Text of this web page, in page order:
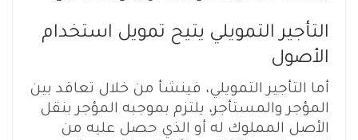
التأجير التمويلي يتيح تمويل استخدام
الأصول
أما التأجير التمويلي، فينشأ من خلال تعاقد بين
المؤجر والمستأجر، يلتزم بموجبه المؤجر بنقل
الأصل المملوك له أو الذي حصل عليه من